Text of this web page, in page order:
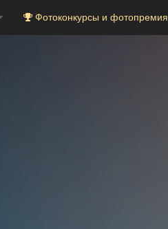
Фотоконкурсы и фотопремия